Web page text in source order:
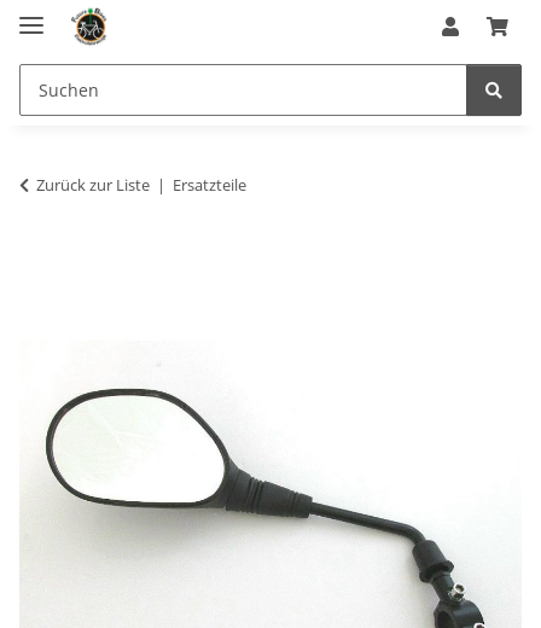
Zurück zur Liste Ersatzteile